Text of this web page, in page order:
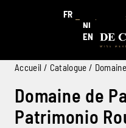
FR
NL
EN
Accueil / Catalogue /
Domaine de
Patrimonio